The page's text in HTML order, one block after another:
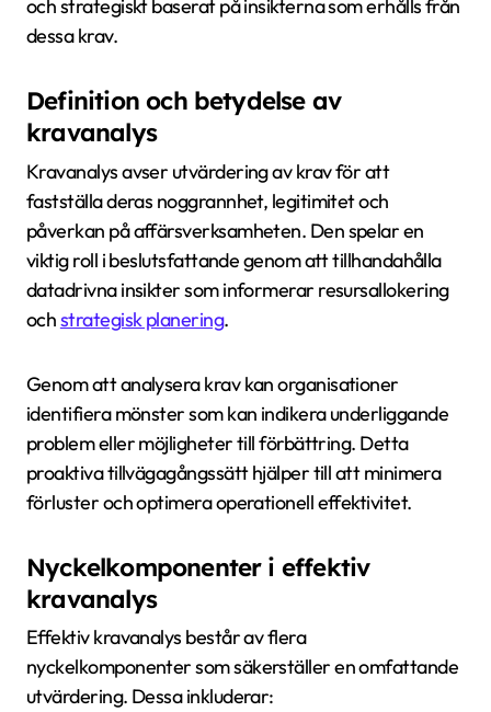
och strategiskt baserat på insikterna som erhålls från
dessa krav.
Definition och betydelse av
kravanalys
Kravanalys avser utvärdering av krav för att
fastställa deras noggrannhet, legitimitet och
påverkan på affärsverksamheten. Den spelar en
viktig roll i beslutsfattande genom att tillhandahålla
datadrivna insikter som informerar resursallokering
ochstrategisk planering.
Genom att analysera krav kan organisationer
identifiera mönster som kan indikera underliggande
problem eller möjligheter till förbättring. Detta
proaktiva tillvägagångssätt hjälper till att minimera
förluster och optimera operationell effektivitet.
Nyckelkomponenter i effektiv
kravanalys
Effektiv kravanalys består av flera
nyckelkomponenter som säkerställer en omfattande
utvärdering. Dessa inkluderar: